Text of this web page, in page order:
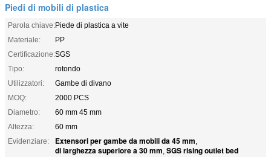
Piedi di mobili di plastica
Parola chiave:Piede di plastica a vite
Materiale:
PP
Certificazione:SGS
Tipo:
rotondo
Utilizzatori:
Gambe di divano
MOQ:
2000 PCS
Diametro:
60 mm 45 mm
Altezza:
60 mm
Evidenziare:
Extensori per gambe da mobili da 45 mm,
di larghezza superiore a 30 mm, SGS rising outlet bed